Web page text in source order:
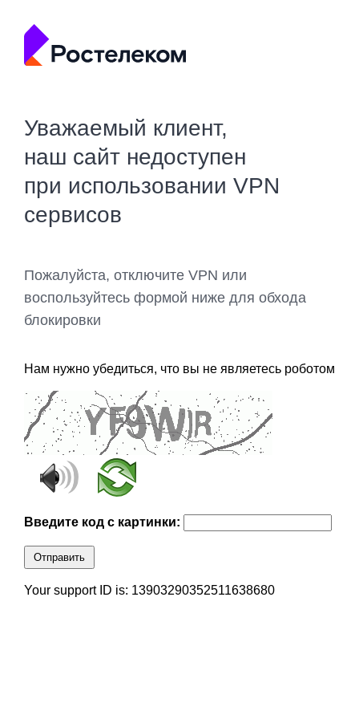
Уважаемый клиент,
наш сайт недоступен
при использовании VPN
сервисов
Пожалуйста, отключите VPN или
воспользуйтесь формой ниже для обхода
блокировки
Нам нужно убедиться, что вы не являетесь роботом
Введите код с картинки:
Отправить
Your support ID is: 13903290352511638680